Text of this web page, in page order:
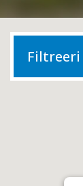
Filtreeri